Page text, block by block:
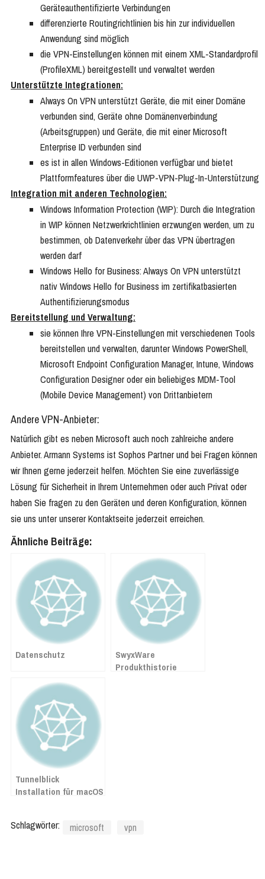
Geräteauthentifizierte Verbindungen
differenzierte Routingrichtlinien bis hin zur individuellen
Anwendung sind möglich
die VPN-Einstellungen können mit einem XML-Standardprofil
(ProfileXML) bereitgestellt und verwaltet werden
Unterstützte Integrationen:
Always On VPN unterstützt Geräte, die mit einer Domäne
verbunden sind, Geräte ohne Domänenverbindung
(Arbeitsgruppen) und Geräte, die mit einer Microsoft
Enterprise ID verbunden sind
es ist in allen Windows-Editionen verfügbar und bietet
Plattformfeatures über die UWP-VPN-Plug-In-Unterstützung
Integration mit anderen Technologien:
Windows Information Protection (WIP): Durch die Integration
in WIP können Netzwerkrichtlinien erzwungen werden, um zu
bestimmen, ob Datenverkehr über das VPN übertragen
werden darf
Windows Hello for Business: Always On VPN unterstützt
nativ Windows Hello for Business im zertifikatbasierten
Authentifizierungsmodus
Bereitstellung und Verwaltung:
sie können Ihre VPN-Einstellungen mit verschiedenen Tools
bereitstellen und verwalten, darunter Windows PowerShell,
Microsoft Endpoint Configuration Manager, Intune, Windows
Configuration Designer oder ein beliebiges MDM-Tool
(Mobile Device Management) von Drittanbietern
Andere VPN-Anbieter:
Natürlich gibt es neben Microsoft auch noch zahlreiche andere
Anbieter. Armann Systems ist Sophos Partner und bei Fragen können
wir Ihnen gerne jederzeit helfen. Möchten Sie eine zuverlässige
Lösung für Sicherheit in Ihrem Unternehmen oder auch Privat oder
haben Sie fragen zu den Geräten und deren Konfiguration, können
sie uns unter unserer Kontaktseite jederzeit erreichen.
Ähnliche Beiträge:
Datenschutz
SwyxWare
Produkthistorie
Tunnelblick
Installation für macOS
Schlagwörter: microsoft vpn